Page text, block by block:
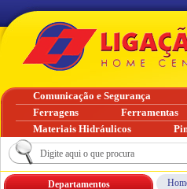
Departamentos
Comunicação e Segurança
Ferragens
Ferramentas
Materiais Hidráulicos